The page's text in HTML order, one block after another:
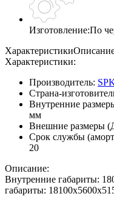
Изготовление:По
Характеристики
Характеристики:
Производитель:
Страна-
Внутренние
мм
Внешние размеры
Срок службы
20
Описание:
Внутренние габариты:
габариты: